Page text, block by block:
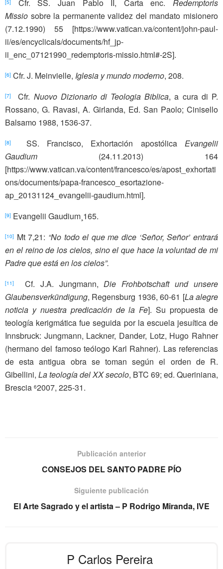
[5] Cfr. SS. Juan Pablo II, Carta enc. Redemptoris
Missio sobre la permanente validez del mandato misionero
(7.12.1990) 55 [https://www.vatican.va/content/john-paul-
ii/es/encyclicals/documents/hf_jp-
ii_enc_07121990_redemptoris-missio.html#-2S].
[6] Cfr. J. Meinvielle, Iglesia y mundo moderno, 208.
[7] Cfr. Nuovo Dizionario di Teologia Biblica, a cura di P.
Rossano, G. Ravasi, A. Girlanda, Ed. San Paolo; Cinisello
Balsamo 1988, 1536-37.
[8] SS. Francisco, Exhortación apostólica Evangelii
Gaudium (24.11.2013) 164
[https://www.vatican.va/content/francesco/es/apost_exhortati
ons/documents/papa-francesco_esortazione-
ap_20131124_evangelii-gaudium.html].
[9] Evangelii Gaudium¸165.
[10] Mt 7,21: “No todo el que me dice ‘Señor, Señor’ entrará
en el reino de los cielos, sino el que hace la voluntad de mi
Padre que está en los cielos”.
[11] Cf. J.A. Jungmann, Die Frohbotschaft und unsere
Glaubensverkündigung, Regensburg 1936, 60-61 [La alegre
noticia y nuestra predicación de la Fe]. Su propuesta de
teología kerigmática fue seguida por la escuela jesuítica de
Innsbruck: Jungmann, Lackner, Dander, Lotz, Hugo Rahner
(hermano del famoso teólogo Karl Rahner). Las referencias
de esta antigua obra se toman según el orden de R.
Gibellini, La teología del XX secolo, BTC 69; ed. Queriniana,
Brescia 62007, 225-31.
Publicación anterior
CONSEJOS DEL SANTO PADRE PÍO
Siguiente publicación
El Arte Sagrado y el artista – P Rodrigo Miranda, IVE
P Carlos Pereira